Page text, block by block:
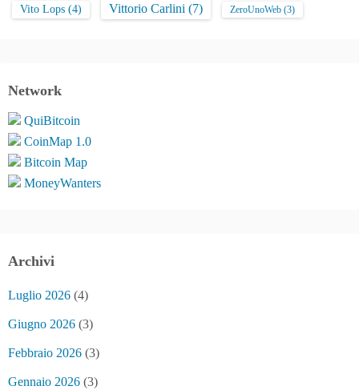
Vito Lops (4) Vittorio Carlini (7) ZeroUnoWeb (3)
Network
QuiBitcoin
CoinMap 1.0
Bitcoin Map
MoneyWanters
Archivi
Luglio 2026 (4)
Giugno 2026 (3)
Febbraio 2026 (3)
Gennaio 2026 (3)